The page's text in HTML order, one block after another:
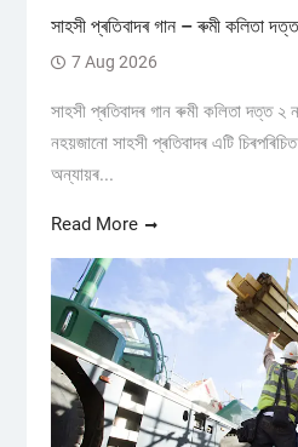
সাহসী প্ৰতিবাদৰ গান – ৰুমী কলিতা দত্ত
7 Aug 2026
সাহসী প্ৰতিবাদৰ গান ৰুমী কলিতা দত্ত ২
নহয়জানো সাহসী প্ৰতিবাদৰ এটি
অন্যায়ৰ...
Read More